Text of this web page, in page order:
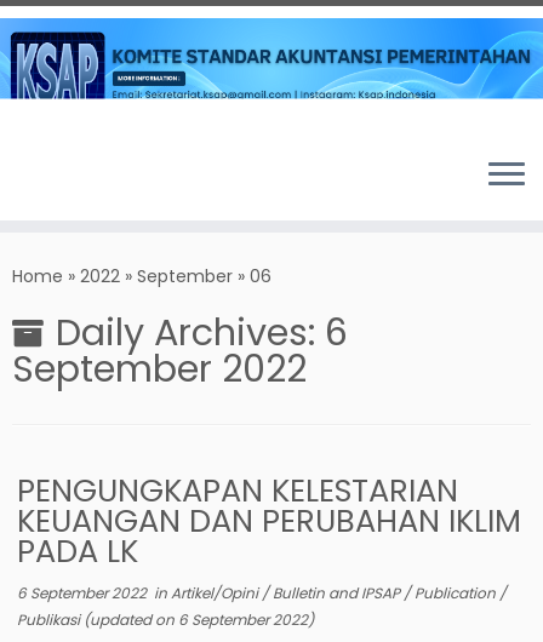
toHome » 2022 » September » 06
Daily Archives: 6
September 2022
PENGUNGKAPAN KELESTARIAN
KEUANGAN DAN PERUBAHAN IKLIM
PADA LK
6 September 2022inArtikel/Opini/Bulletin and IPSAP/Publication /
Publikasi(updated on 6 September 2022)